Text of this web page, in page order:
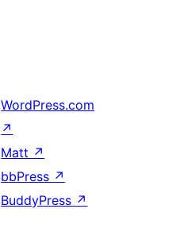
WordPress.com
↗
Matt ↗
bbPress ↗
BuddyPress ↗